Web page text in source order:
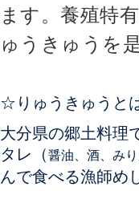
ます。養殖特
ゅうきゅうを
☆りゅうきゅうと
大分県の郷土料理
タレ（醤油、酒、み
んで食べる漁師め